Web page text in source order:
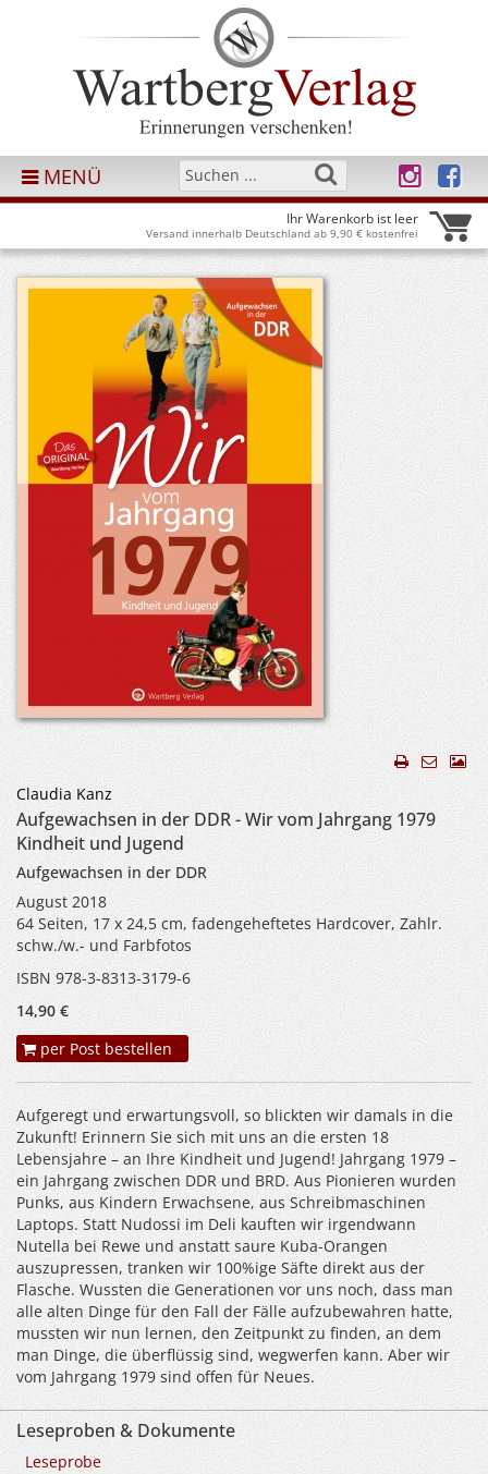
MENÜ
Ihr Warenkorb ist leer
Versand innerhalb Deutschland ab 9,90 € kostenfrei
Claudia Kanz
Aufgewachsen in der DDR - Wir vom Jahrgang 1979
Kindheit und Jugend
Aufgewachsen in der DDR
August 2018
64 Seiten, 17 x 24,5 cm, fadengeheftetes Hardcover, Zahlr.
schw./w.- und Farbfotos
ISBN 978-3-8313-3179-6
14,90 €
per Post bestellen
Aufgeregt und erwartungsvoll, so blickten wir damals in die
Zukunft! Erinnern Sie sich mit uns an die ersten 18
Lebensjahre – an Ihre Kindheit und Jugend! Jahrgang 1979 –
ein Jahrgang zwischen DDR und BRD. Aus Pionieren wurden
Punks, aus Kindern Erwachsene, aus Schreibmaschinen
Laptops. Statt Nudossi im Deli kauften wir irgendwann
Nutella bei Rewe und anstatt saure Kuba-Orangen
auszupressen, tranken wir 100%ige Säfte direkt aus der
Flasche. Wussten die Generationen vor uns noch, dass man
alle alten Dinge für den Fall der Fälle aufzubewahren hatte,
mussten wir nun lernen, den Zeitpunkt zu finden, an dem
man Dinge, die überflüssig sind, wegwerfen kann. Aber wir
vom Jahrgang 1979 sind offen für Neues.
Leseproben & Dokumente
Leseprobe